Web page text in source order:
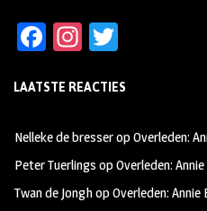
Fa
b
oo
k
In
ag
m
tt
LAATSTE REACTIES
Nelleke de bresseropOverleden:
Peter Tuerlings opOverleden:
Twan de JonghopOverleden: